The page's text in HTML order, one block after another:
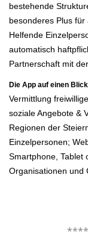
bestehende
besonderes Plus
Helfende
automatisch
Partnerschaft mit
Die App auf einen Blick
Vermittlung
soziale Angebote &
Regionen der
Einzelpersonen;
Smartphone, Tablet
Organisationen und